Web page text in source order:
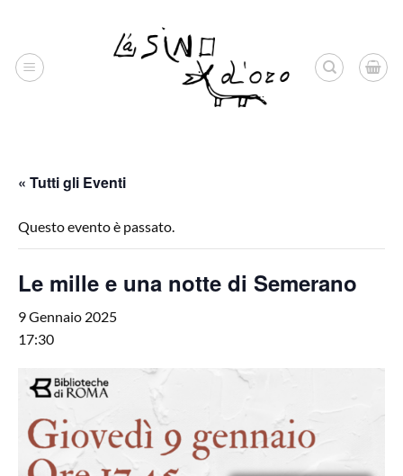
contenuti
« Tutti gli Eventi
Questo evento è passato.
Le mille e una notte di Semerano
9 Gennaio 2025
17:30